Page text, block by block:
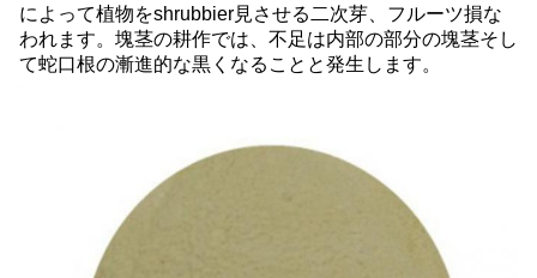
によって植物をshrubbier見させる二次芽、フルーツ損な
われます。塊茎の耕作では、不足は内部の部分の塊茎そし
て蛇口根の漸進的な黒くなることと発生します。